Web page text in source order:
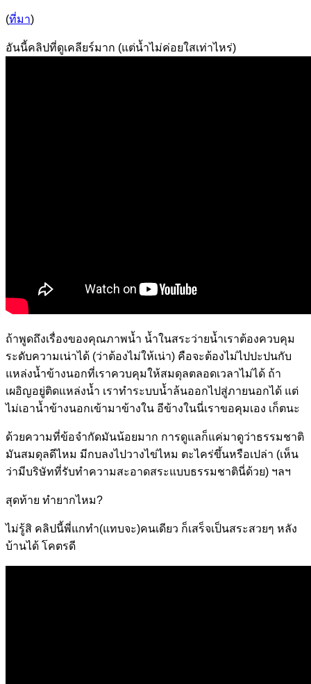
(ที่มา)
อันนี้คลิปที่ดูเคลียร์มาก (แต่น้ำไม่ค่อยใสเท่าไหร่)
ถ้าพูดถึงเรื่องของคุณภาพน้ำ น้ำในสระว่ายน้ำเราต้องควบคุม
ระดับความเน่าได้ (ว่าต้องไม่ให้เน่า) คือจะต้องไม่ไปปะปนกับ
แหล่งน้ำข้างนอกที่เราควบคุมให้สมดุลตลอดเวลาไม่ได้ ถ้า
เผอิญอยู่ติดแหล่งน้ำ เราทำระบบน้ำล้นออกไปสู่ภายนอกได้ แต่
ไม่เอาน้ำข้างนอกเข้ามาข้างใน อีข้างในนี่เราขอคุมเอง เก็ตนะ
ด้วยความที่ข้อจำกัดมันน้อยมาก การดูแลก็แค่มาดูว่าธรรมชาติ
มันสมดุลดีไหม มีกบลงไปวางไข่ไหม ตะไคร่ขึ้นหรือเปล่า (เห็น
ว่ามีบริษัทที่รับทำความสะอาดสระแบบธรรมชาตินี่ด้วย) ฯลฯ
สุดท้าย ทำยากไหม?
ไม่รู้สิ คลิปนี้พี่แกทำ(แทบจะ)คนเดียว ก็เสร็จเป็นสระสวยๆ หลัง
บ้านได้ โคตรดี